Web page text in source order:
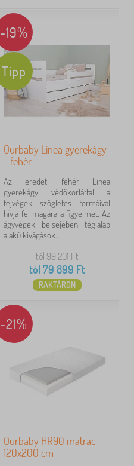
-19%
Tipp
Ourbaby Linea gyerekágy
- fehér
Az eredeti fehér Linea
gyerekágy védőkorláttal a
fejvégek szögletes formáival
hívja fel magára a figyelmet. Az
ágyvégek belsejében téglalap
alakú kivágások...
tól 99 201Ft
tól 79 899 Ft
RAKTÁRON
-21%
Ourbaby HR90 matrac
120x200 cm